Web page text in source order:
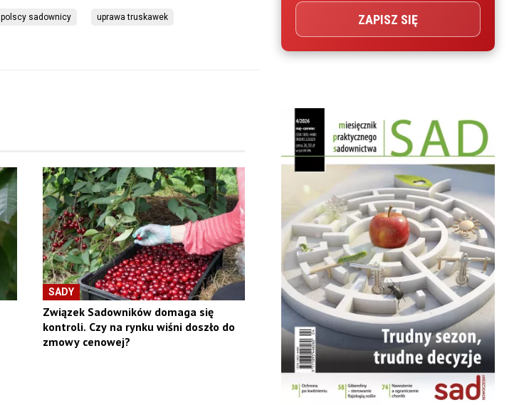
polscy sadownicy uprawa truskawek
SADY
Związek Sadowników domaga się
kontroli. Czy na rynku wiśni doszło do
zmowy cenowej?
ZAPISZ SIĘ